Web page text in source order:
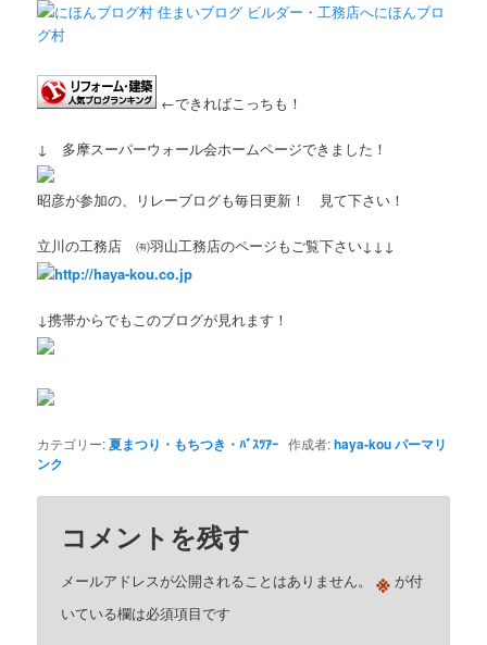
にほんブロ
グ村
←できればこっちも！
↓ 多摩スーパーウォール会ホームページできました！
昭彦が参加の、リレーブログも毎日更新！ 見て下さい！
立川の工務店 ㈲羽山工務店のページもご覧下さい↓↓↓
http://haya-kou.co.jp
↓携帯からでもこのブログが見れます！
カテゴリー:夏まつり・もちつき・ﾊﾞｽﾂｱｰ 作成者:haya-kouパーマリ
ンク
コメントを残す
メールアドレスが公開されることはありません。 ※ が付
いている欄は必須項目です